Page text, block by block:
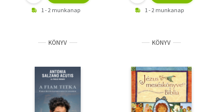
1 - 2 munkanap 1 - 2 munkanap
KÖNYV KÖNYV